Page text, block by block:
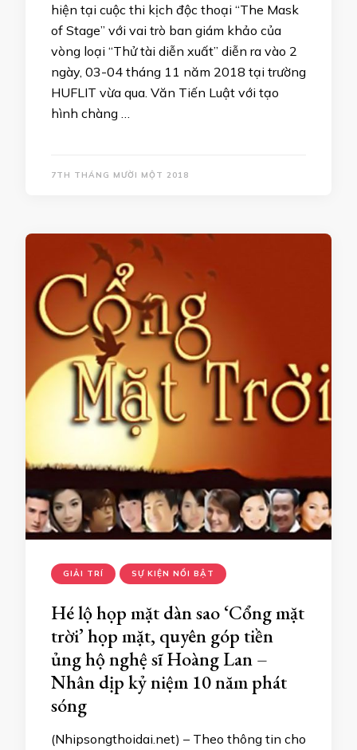
hiện tại cuộc thi kịch độc thoại “The Mask
of Stage” với vai trò ban giám khảo của
vòng loại “Thử tài diễn xuất” diễn ra vào 2
ngày, 03-04 tháng 11 năm 2018 tại trường
HUFLIT vừa qua. Văn Tiến Luật với tạo
hình chàng …
7TH THÁNG MƯỜI MỘT 2018
GIẢI TRÍ SỰ KIỆN NỔI BẬT
Hé lộ họp mặt dàn sao ‘Cổng mặt
trời’ họp mặt, quyên góp tiền
ủng hộ nghệ sĩ Hoàng Lan –
Nhân dịp kỷ niệm 10 năm phát
sóng
(Nhipsongthoidai.net) – Theo thông tin cho